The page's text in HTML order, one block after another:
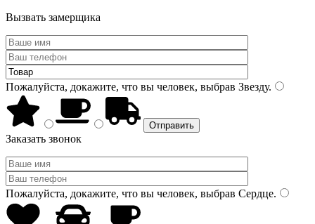
Вызвать замерщика
Пожалуйста, докажите, что вы человек, выбрав Звезду.
Заказать звонок
Пожалуйста, докажите, что вы человек, выбрав Сердце.